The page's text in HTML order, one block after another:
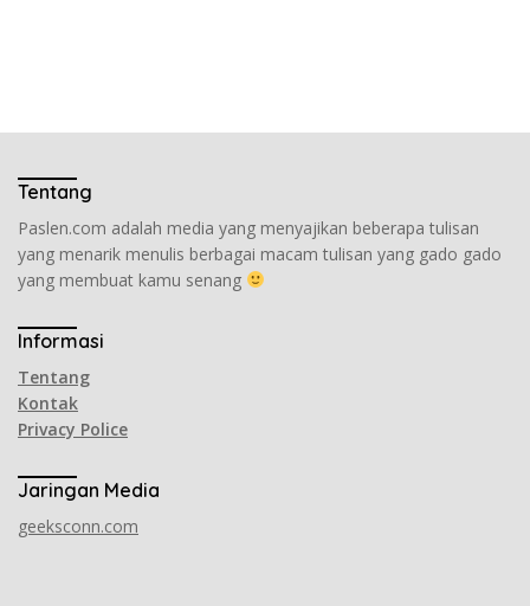
Tentang
Paslen.com adalah media yang menyajikan beberapa tulisan
yang menarik menulis berbagai macam tulisan yang gado gado
yang membuat kamu senang
Informasi
Tentang
Kontak
Privacy Police
Jaringan Media
geeksconn.com